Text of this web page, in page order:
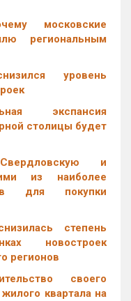
московские
региональным
уровень
экспансия
столицы будет
и
из наиболее
для покупки
степень
новостроек
регионов
своего
квартала на